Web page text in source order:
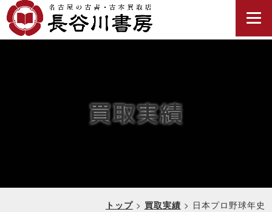
買取実績
トップ> 買取実績 > 日本プロ野球年史